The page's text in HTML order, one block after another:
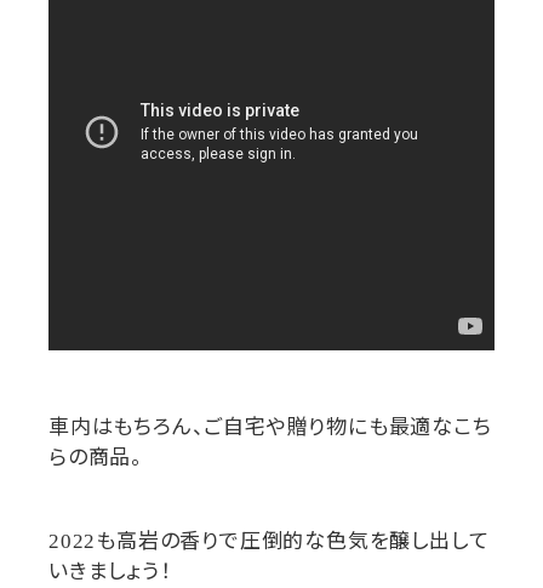
車内はもちろん、ご自宅や贈り物にも最適なこち
らの商品。
2022 も高岩の香りで圧倒的な色気を醸し出して
いきましょう！